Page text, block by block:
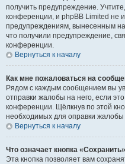
получить предупреждение.
конференции, и phpBB Limited не
предупреждениям, вынесенным
что получили предупреждение,
конференции.
Вернуться к началу
Как мне пожаловаться на
Рядом с каждым сообщением вы
отправки жалобы на него, если
конференции. Щёлкнув по этой
необходимых для оправки
Вернуться к началу
Что означает кнопка
Эта кнопка позволяет вам